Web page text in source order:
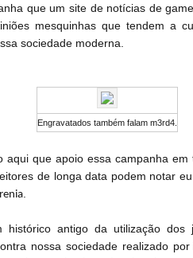
que um site de notícias de
mesquinhas que tendem a
sociedade moderna.
Engravatados também falam m3rd4.
aqui que apoio essa campanha
de longa data podem notar
histórico antigo da utilização dos
nossa sociedade realizado